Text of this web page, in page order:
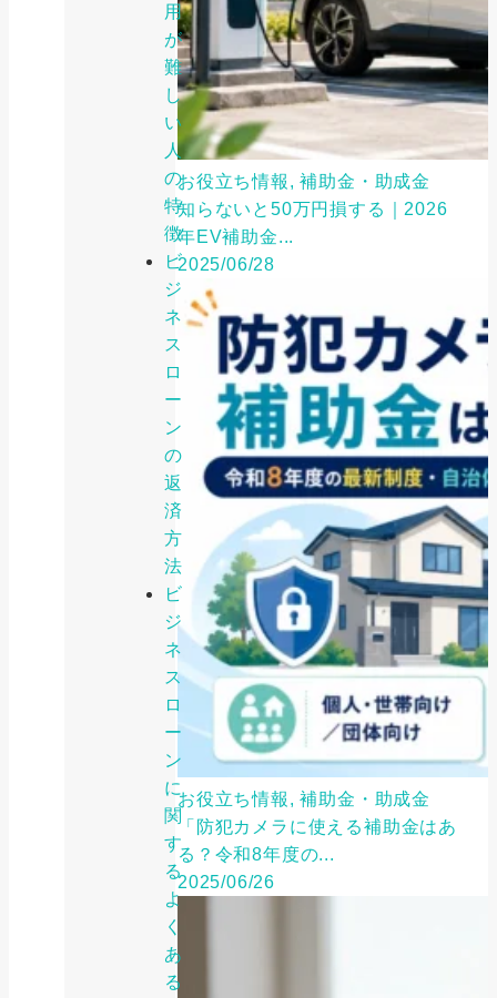
用
が
難
し
い
人
の
特
徴
ビ
ジ
ネ
ス
ロ
ー
ン
の
返
済
方
法
ビ
ジ
ネ
ス
ロ
ー
ン
に
関
す
る
よ
く
あ
る
お役立ち情報, 補助金・助成金
知らないと50万円損する｜2026
年EV補助金...
2025/06/28
お役立ち情報, 補助金・助成金
「防犯カメラに使える補助金はあ
る？令和8年度の...
2025/06/26